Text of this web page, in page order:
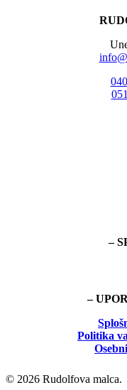
–
–
Politika
© 2026 Rudolfova malca.